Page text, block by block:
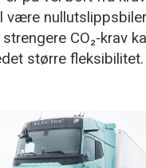
være
CO₂-krav
større fleksibilitet.